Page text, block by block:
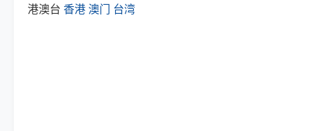
港澳台 香港澳门 台湾